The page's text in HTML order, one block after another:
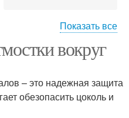
Показать все
вокруг
– это надежная защита
обезопасить цоколь и